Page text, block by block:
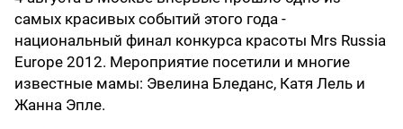
самых красивых событий этого года -
национальный финал конкурса красоты Mrs Russia
Europe 2012. Мероприятие посетили и многие
известные мамы: Эвелина Бледанс, Катя Лель и
Жанна Эпле.